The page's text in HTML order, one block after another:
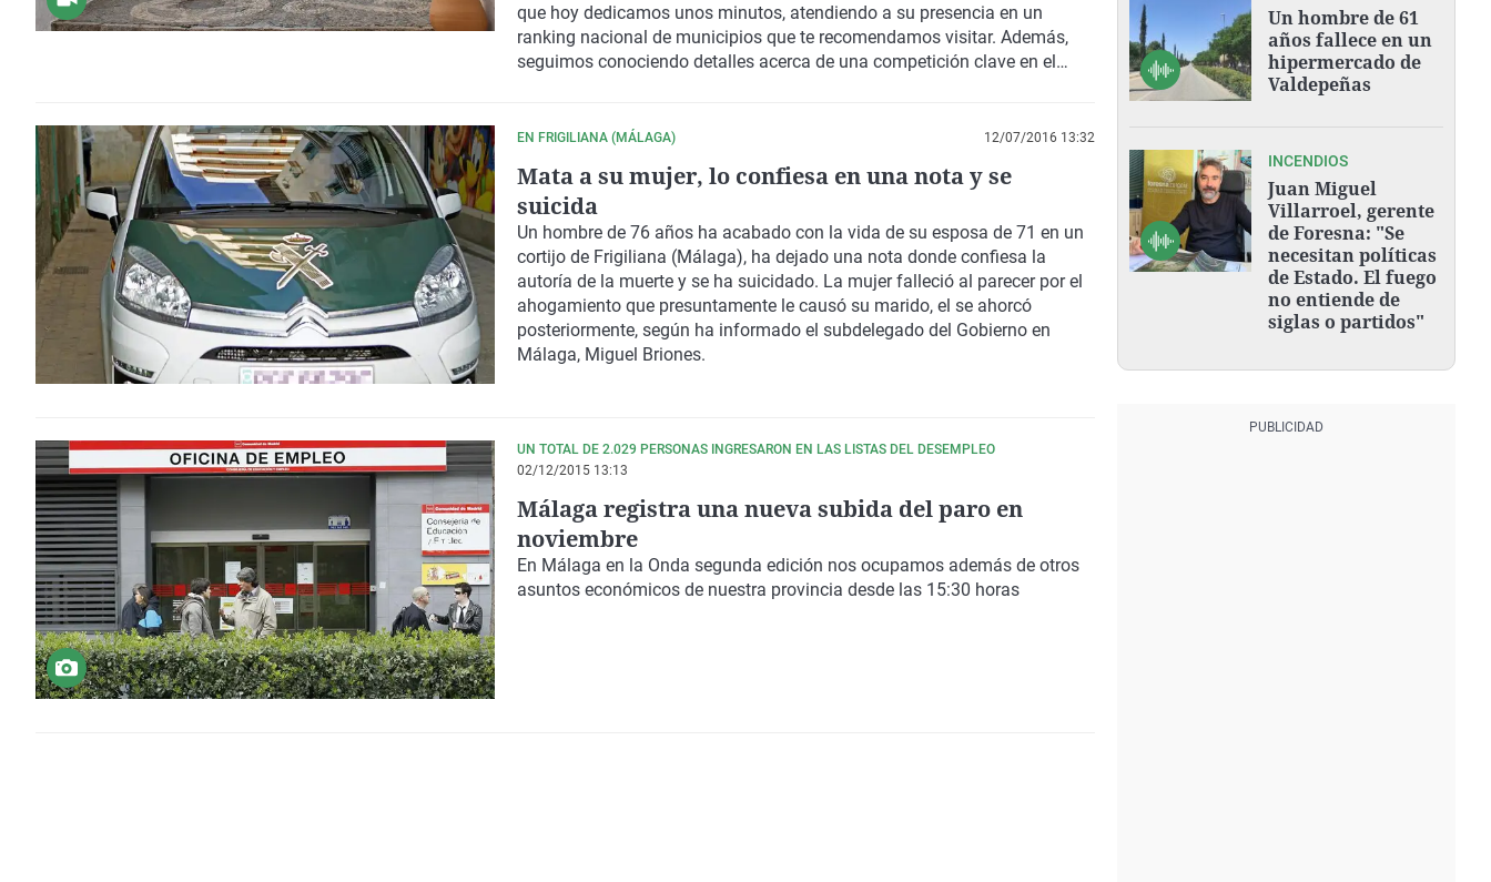
que hoy dedicamos unos minutos, atendiendo a su presencia en un
ranking nacional de municipios que te recomendamos visitar. Además,
seguimos conociendo detalles acerca de una competición clave en el
localidad de Casares en 2023, se promocionará en clubes españoles a
difusión del destino ligada a este acontecimiento deportivo. Y del
segmento del golf, al de los congresos: l International Innovation
Programme de la décima edición de Transfiere, Foro Europeo para la
Ciencia, Tecnología e Innovación, estará alineado con la Estrategia
Española de Ciencia, Tecnología e Innovación, y el Plan Estatal de I+D+i a
través de paneles temáticos especializados, presentaciones y talleres
prácticos con más de 150 expertos
EN FRIGILIANA (MÁLAGA) 12/07/2016 13:32
Mata a su mujer, lo confiesa en una nota y se
suicida
Un hombre de 76 años ha acabado con la vida de su esposa de 71 en un
cortijo de Frigiliana (Málaga), ha dejado una nota donde confiesa la
autoría de la muerte y se ha suicidado. La mujer falleció al parecer por el
ahogamiento que presuntamente le causó su marido, el se ahorcó
posteriormente, según ha informado el subdelegado del Gobierno en
Málaga, Miguel Briones.
UN TOTAL DE 2.029 PERSONAS INGRESARON EN LAS LISTAS DEL DESEMPLEO
02/12/2015 13:13
Málaga registra una nueva subida del paro en
noviembre
En Málaga en la Onda segunda edición nos ocupamos además de otros
asuntos económicos de nuestra provincia desde las 15:30 horas
Un hombre de 61
años fallece en un
hipermercado de
Valdepeñas
INCENDIOS
Juan Miguel
Villarroel, gerente
de Foresna: "Se
necesitan políticas
de Estado. El fuego
no entiende de
siglas o partidos"